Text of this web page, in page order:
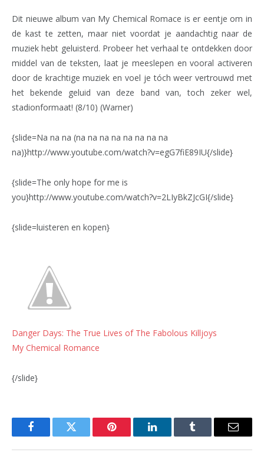
Dit nieuwe album van My Chemical Romace is er eentje om in
de kast te zetten, maar niet voordat je aandachtig naar de
muziek hebt geluisterd. Probeer het verhaal te ontdekken door
middel van de teksten, laat je meeslepen en vooral activeren
door de krachtige muziek en voel je tóch weer vertrouwd met
het bekende geluid van deze band van, toch zeker wel,
stadionformaat! (8/10) (Warner)
{slide=Na na na (na na na na na na na na
na)}http://www.youtube.com/watch?v=egG7fiE89IU{/slide}
{slide=The only hope for me is
you}http://www.youtube.com/watch?v=2LIyBkZJcGI{/slide}
{slide=luisteren en kopen}
Danger Days: The True Lives of The Fabolous Killjoys
My Chemical Romance
{/slide}
FacebookTwitter Pinterest LinkedInTumblr Email